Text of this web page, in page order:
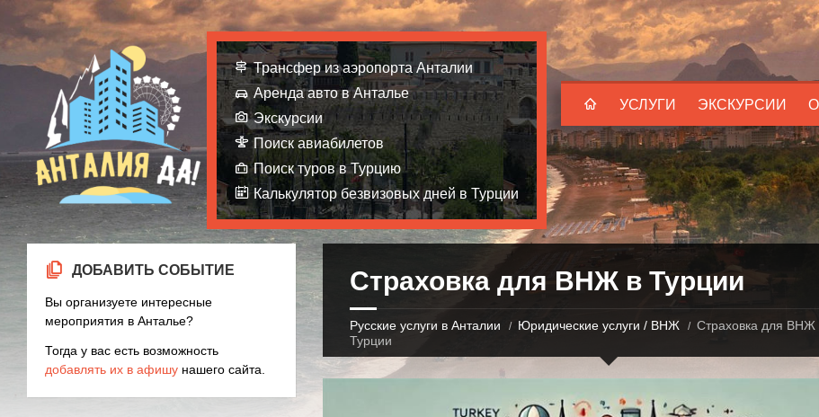
УСЛУГИ ЭКСКУРСИИ
Трансфер из аэропорта Анталии
Аренда авто в Анталье
Экскурсии
Поиск авиабилетов
Поиск туров в Турцию
Калькулятор безвизовых дней в Турции
Страховка для ВНЖ в Турции
Русские услуги в Анталии Юридические услуги / ВНЖ
Страховка для ВНЖ
Турции
ДОБАВИТЬ СОБЫТИЕ
Вы организуете интересные
мероприятия в Анталье?
Тогда у вас есть возможность
добавлять их в афишу нашего сайта.